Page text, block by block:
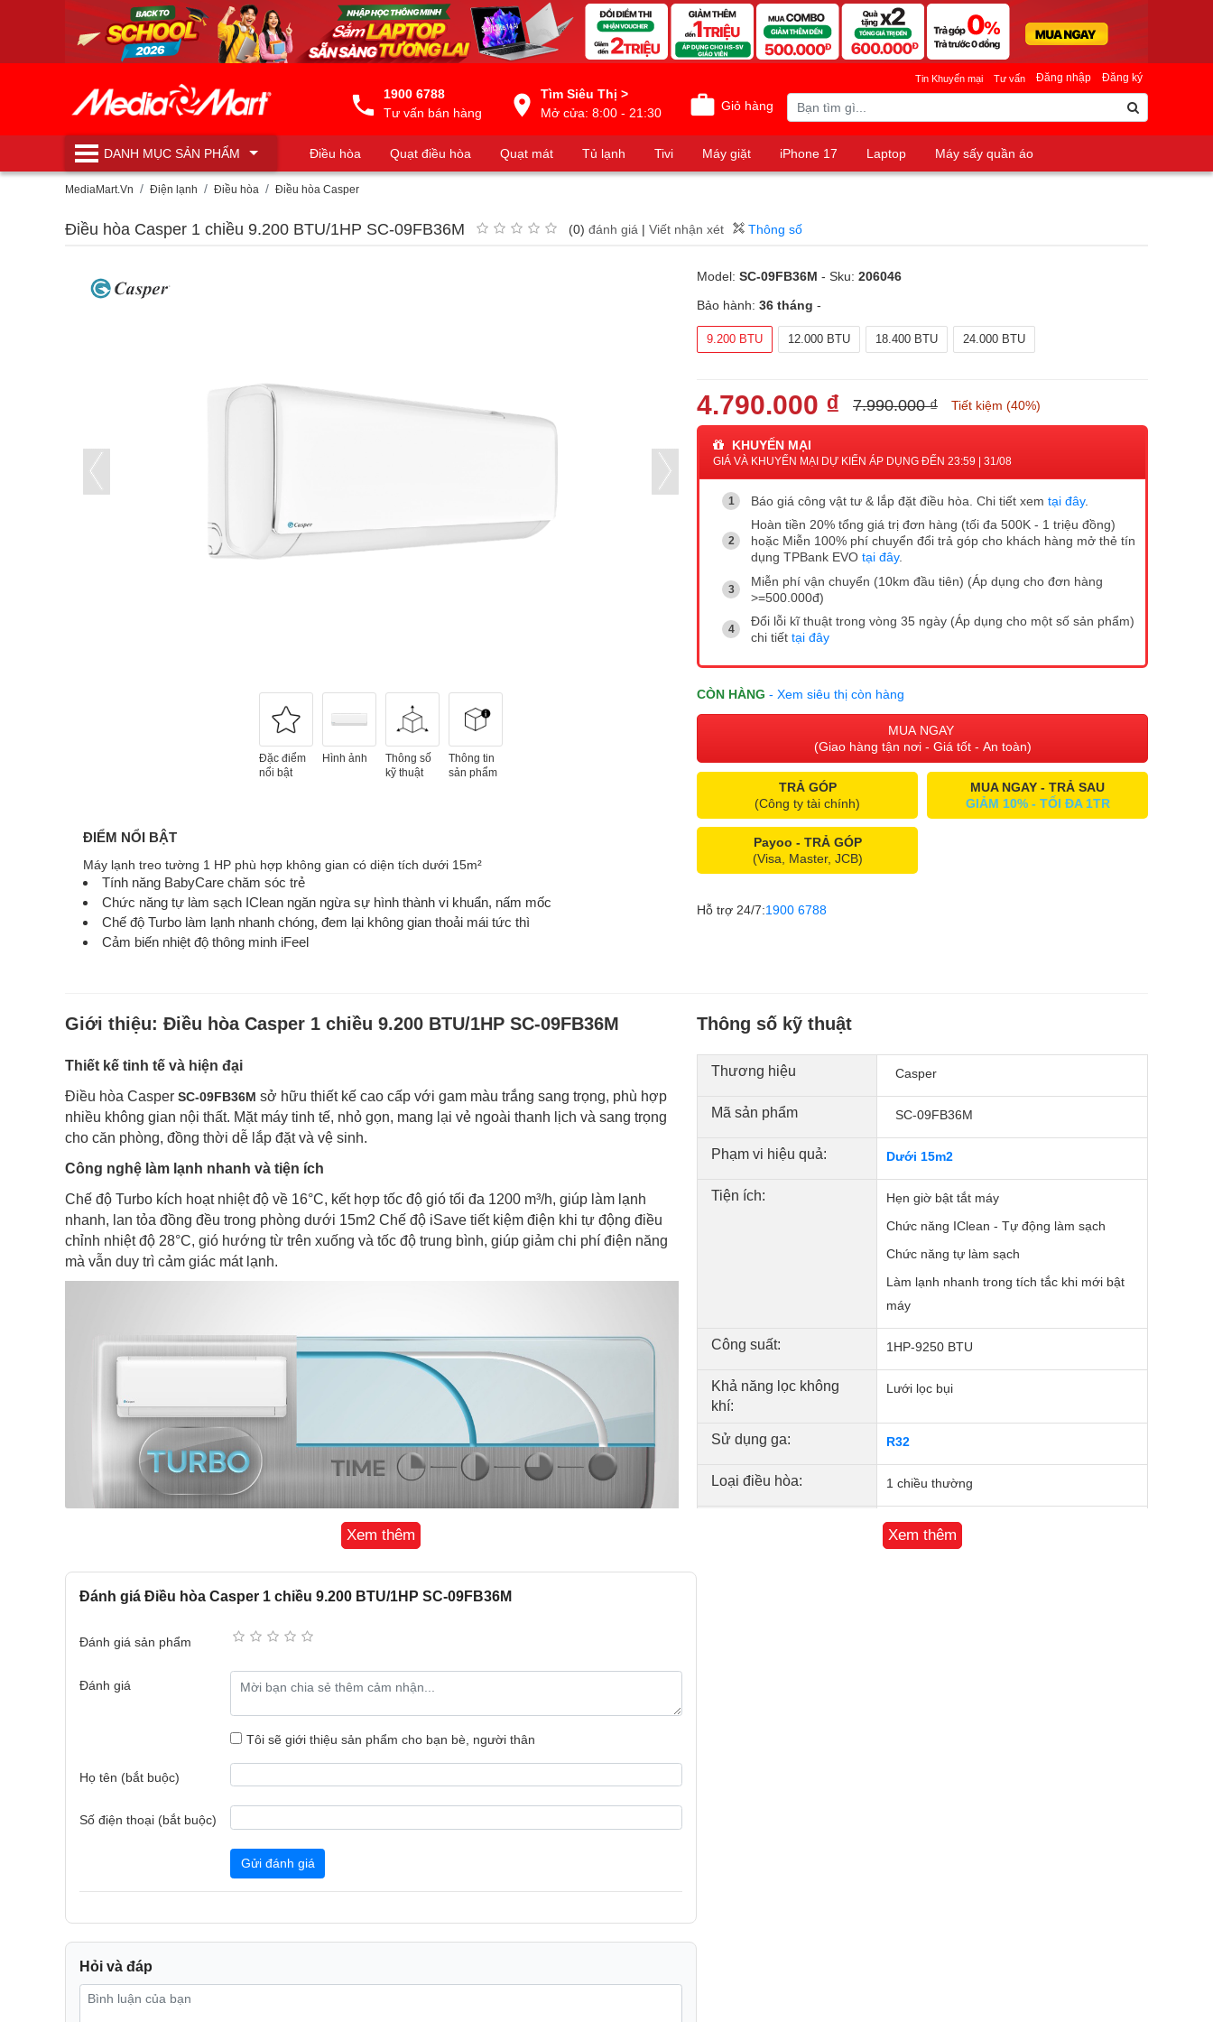
1900 6788
Tư vấn bán hàng
Tìm Siêu Thị >
Mở cửa: 8:00 - 21:30
Giỏ hàng
Đăng nhập Đăng ký
Tin Khuyến mại Tư vấn
DANH MỤCSẢN PHẨM Điều hòa Quạt điều hòa Quạt mát Tủ lạnh Tivi Máy giặt iPhone 17 Laptop
Máy sấy quần áo
Máy lọc nước
MediaMart.Vn Điện lạnh Điều hòa Điều hòa Casper
Điều hòa Casper 1 chiều 9.200 BTU/1HP SC-09FB36M (0) đánh giá | Viết nhận xét Thông số
Đặc điểm
nổi bật
Hình ảnh
Thông số
kỹ thuật
Thông tin
sản phẩm
ĐIỂM NỔI BẬT
Máy lạnh treo tường 1 HP phù hợp không gian có diện tích dưới 15m²
Tính năng BabyCare chăm sóc trẻ
Chức năng tự làm sạch IClean ngăn ngừa sự hình thành vi khuẩn, nấm mốc
Chế độ Turbo làm lạnh nhanh chóng, đem lại không gian thoải mái tức thì
Cảm biến nhiệt độ thông minh iFeel
Model: SC-09FB36M - Sku: 206046
Bảo hành: 36 tháng -
9.200 BTU 12.000 BTU 18.400 BTU 24.000 BTU
4.790.000 ₫ 7.990.000 ₫ Tiết kiệm (40%)
KHUYẾN MẠI
GIÁ VÀ KHUYẾN MẠI DỰ KIẾN ÁP DỤNG ĐẾN 23:59 | 31/08
Báo giá công vật tư & lắp đặt điều hòa. Chi tiết xem tại đây.
Hoàn tiền 20% tổng giá trị đơn hàng (tối đa 500K - 1 triệu đồng)
hoặc Miễn 100% phí chuyển đổi trả góp cho khách hàng mở thẻ tín
dụng TPBank EVO tại đây.
Miễn phí vận chuyển (10km đầu tiên) (Áp dụng cho đơn hàng
>=500.000đ)
Đổi lỗi kĩ thuật trong vòng 35 ngày (Áp dụng cho một số sản phẩm)
chi tiết tại đây
CÒN HÀNG - Xem siêu thị còn hàng
MUA NGAY
(Giao hàng tận nơi - Giá tốt - An toàn)
TRẢ GÓP
(Công ty tài chính)
MUA NGAY - TRẢ SAU
GIẢM 10% - TỐI ĐA 1TR
Payoo - TRẢ GÓP
(Visa, Master, JCB)
Hỗ trợ 24/7:1900 6788
Giới thiệu: Điều hòa Casper 1 chiều 9.200 BTU/1HP SC-09FB36M
Thiết kế tinh tế và hiện đại
Điều hòa Casper SC-09FB36M sở hữu thiết kế cao cấp với gam màu trắng sang trọng, phù hợp
nhiều không gian nội thất. Mặt máy tinh tế, nhỏ gọn, mang lại vẻ ngoài thanh lịch và sang trọng
cho căn phòng, đồng thời dễ lắp đặt và vệ sinh.
Công nghệ làm lạnh nhanh và tiện ích
Chế độ Turbo kích hoạt nhiệt độ về 16°C, kết hợp tốc độ gió tối đa 1200 m³/h, giúp làm lạnh
nhanh, lan tỏa đồng đều trong phòng dưới 15m2 Chế độ iSave tiết kiệm điện khi tự động điều
chỉnh nhiệt độ 28°C, gió hướng từ trên xuống và tốc độ trung bình, giúp giảm chi phí điện năng
mà vẫn duy trì cảm giác mát lạnh.
Chế độ BabyCare và vận hành êm ái
Chức năng BabyCare duy trì nhiệt độ ổn định, tạo luồng khí mát nhẹ nhàng, hỗ trợ giấc ngủ
dễ chịu cho gia đình.
Xem thêm
Đánh giá Điều hòa Casper 1 chiều 9.200 BTU/1HP SC-09FB36M
Đánh giá sản phẩm
Đánh giá
Tôi sẽ giới thiệu sản phẩm cho bạn bè, người thân
Họ tên (bắt buộc)
Số điện thoại (bắt buộc)
Gửi đánh giá
Hỏi và đáp
Thông số kỹ thuật
Thương hiệu Casper
Mã sản phẩm SC-09FB36M
Phạm vi hiệu quả: Dưới 15m2
Tiện ích:
Hẹn giờ bật tắt máy
Chức năng IClean - Tự động làm sạch
Chức năng tự làm sạch
Làm lạnh nhanh trong tích tắc khi mới bật
máy
Công suất: 1HP-9250 BTU
Khả năng lọc không
khí:
Lưới lọc bụi
Sử dụng ga: R32
Loại điều hòa: 1 chiều thường
Dàn lạnh 42/36/24 dB - Dàn nóng 52 dB
Xem thêm